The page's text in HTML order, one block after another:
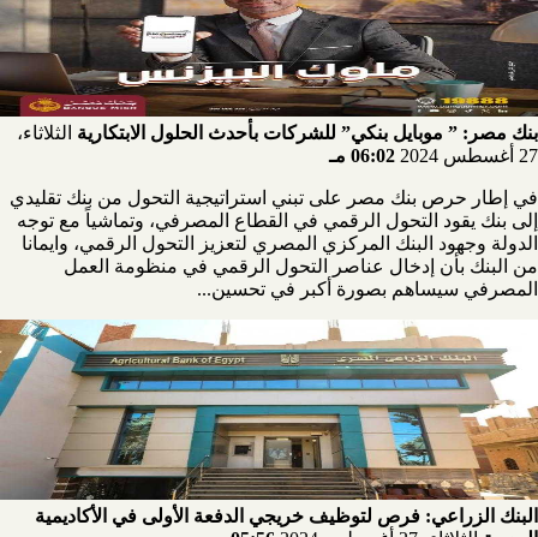
بنك مصر: ” موبايل بنكي” للشركات بأحدث الحلول الابتكارية الثلاثاء،
27 أغسطس 2024
06:02 مـ
في إطار حرص بنك مصر على تبني استراتيجية التحول من بنك تقليدي
إلى بنك يقود التحول الرقمي في القطاع المصرفي، وتماشياً مع توجه
الدولة وجهود البنك المركزي المصري لتعزيز التحول الرقمي، وايمانا
من البنك بأن إدخال عناصر التحول الرقمي في منظومة العمل
المصرفي سيساهم بصورة أكبر في تحسين...
البنك الزراعي: فرص لتوظيف خريجي الدفعة الأولى في الأكاديمية